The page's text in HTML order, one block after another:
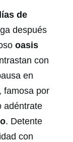
de
después
oasis
con
en
famosa por
adéntrate
. Detente
con